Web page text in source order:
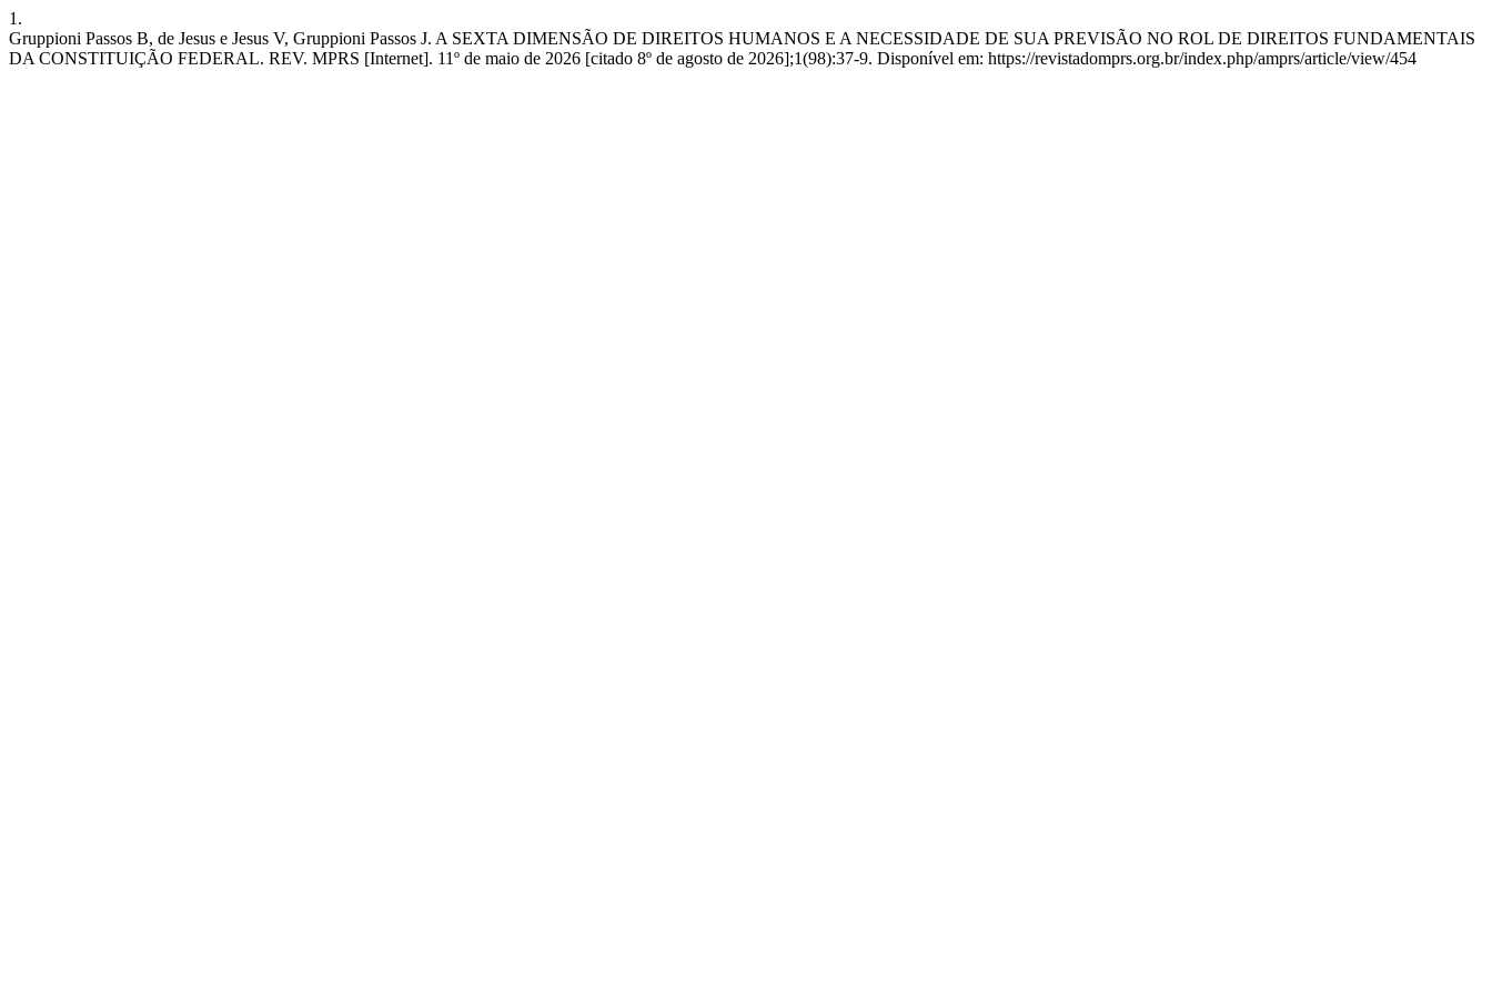
1.
Gruppioni Passos B, de Jesus e Jesus V, Gruppioni Passos J. A SEXTA DIMENSÃO DE DIREITOS HUMANOS E A NECESSIDADE DE SUA PREVISÃO NO ROL DE DIREITOS FUNDAMENTAIS
DA CONSTITUIÇÃO FEDERAL. REV. MPRS [Internet]. 11º de maio de 2026 [citado 8º de agosto de 2026];1(98):37-9. Disponível em: https://revistadomprs.org.br/index.php/amprs/article/view/454